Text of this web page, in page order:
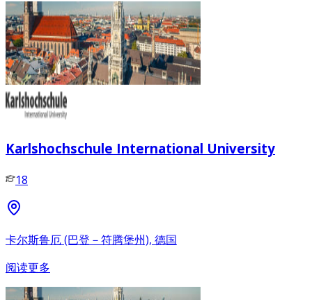
Karlshochschule International University
18
卡尔斯鲁厄 (巴登－符腾堡州), 德国
阅读更多